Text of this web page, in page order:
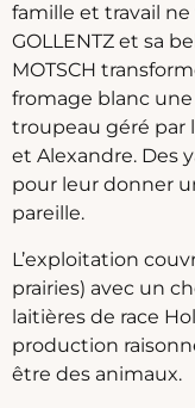
famille et travail ne
GOLLENTZ et sa
MOTSCH
fromage blanc
troupeau géré par
et Alexandre. Des
pour leur donner
pareille.
L’exploitation
prairies) avec un
laitières de race
production
être des animaux.